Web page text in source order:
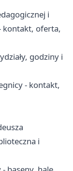
i
kontakt, oferta,
godziny i
- kontakt,
i